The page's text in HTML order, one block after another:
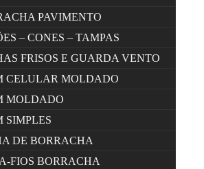
PAVIMENTO
– CONES – TAMPAS
FRISOS E GUARDA VENTO
CELULAR MOLDADO
MOLDADO
SIMPLES
DE BORRACHA
FIOS BORRACHA